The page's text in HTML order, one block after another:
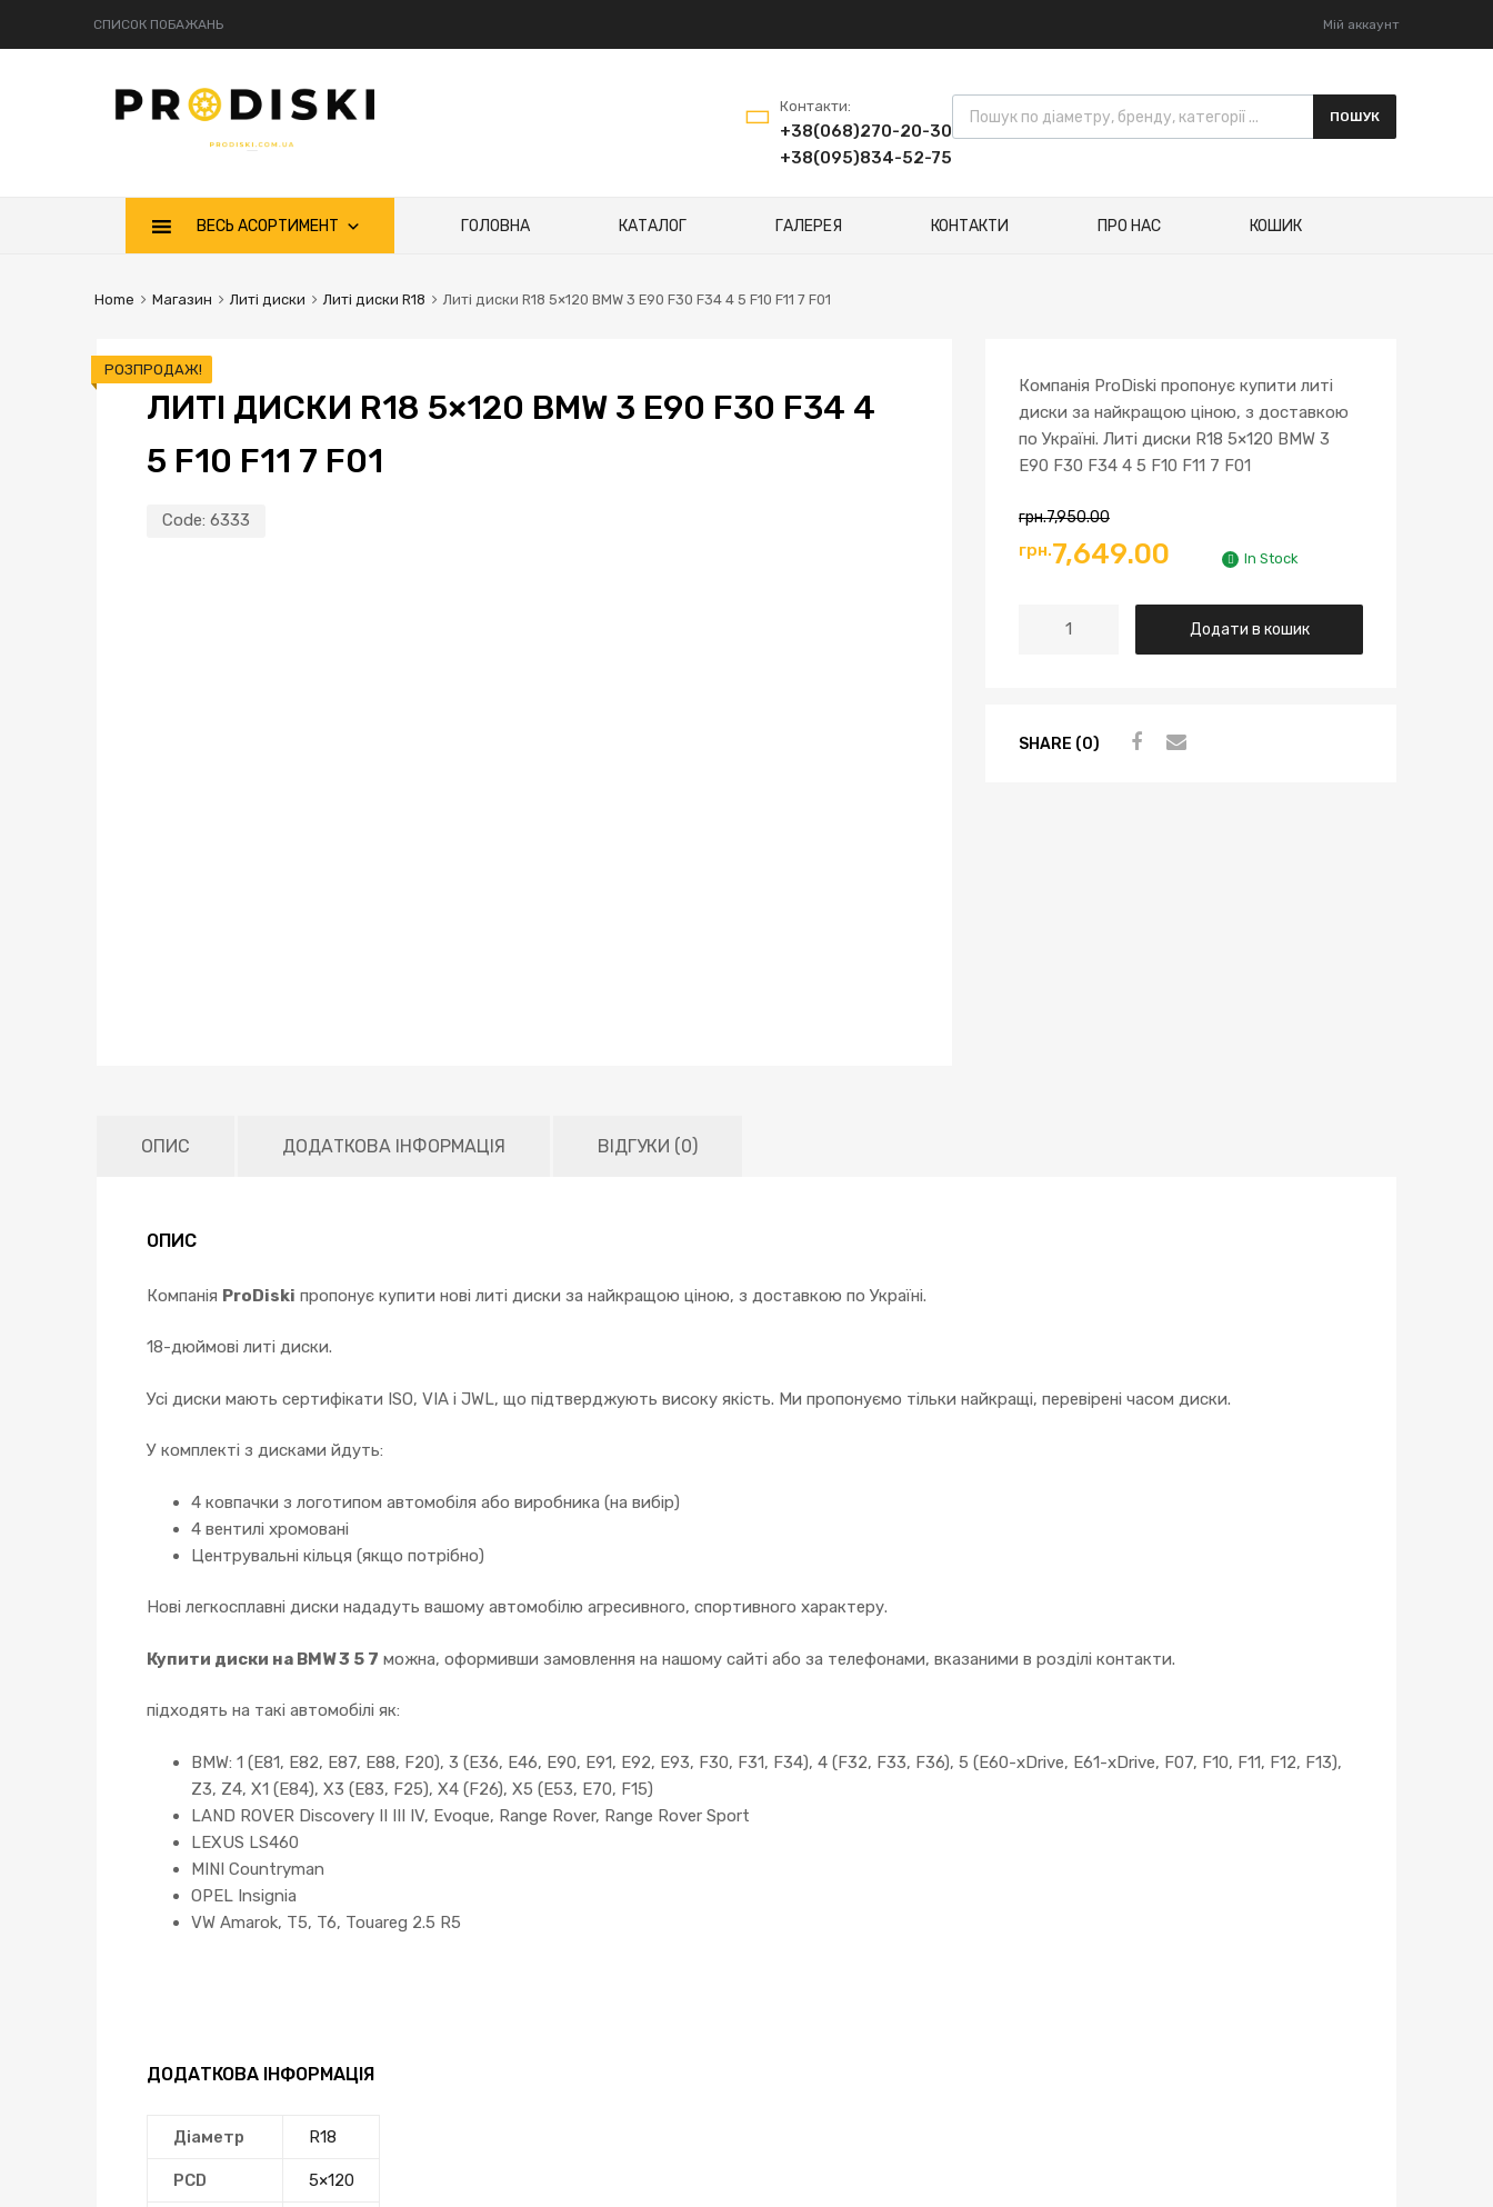
СПИСОК ПОБАЖАНЬ Мій аккаунт
Контакти:
+38(068)270-20-30
+38(095)834-52-75
ПОШУК
ВЕСЬ АСОРТИМЕНТ ГОЛОВНА КАТАЛОГ ГАЛЕРЕЯ КОНТАКТИ ПРО НАС КОШИК
Home Магазин Литі диски Литі диски R18 Литі диски R18 5×120 BMW 3 E90 F30 F34 4 5 F10 F11 7 F01
ЛИТІ ДИСКИ R18 5×120 BMW 3 E90 F30 F34 4
5 F10 F11 7 F01
Code: 6333
РОЗПРОДАЖ!
Компанія ProDiski пропонує купити литі
диски за найкращою ціною, з доставкою
по Україні. Литі диски R18 5×120 BMW 3
E90 F30 F34 4 5 F10 F11 7 F01
грн.7,950.00
грн.7,649.00 In Stock
Додати в кошик
SHARE (0)
ОПИС ДОДАТКОВА ІНФОРМАЦІЯ ВІДГУКИ (0)
ОПИС
Компанія ProDiski пропонує купити нові литі диски за найкращою ціною, з доставкою по Україні.
18-дюймові литі диски.
Усі диски мають сертифікати ISO, VIA і JWL, що підтверджують високу якість. Ми пропонуємо тільки найкращі, перевірені часом диски.
У комплекті з дисками йдуть:
4 ковпачки з логотипом автомобіля або виробника (на вибір)
4 вентилі хромовані
Центрувальні кільця (якщо потрібно)
Нові легкосплавні диски нададуть вашому автомобілю агресивного, спортивного характеру.
Купити диски на BMW 3 5 7 можна, оформивши замовлення на нашому сайті або за телефонами, вказаними в розділі контакти.
підходять на такі автомобілі як:
BMW: 1 (E81, E82, E87, E88, F20), 3 (E36, E46, E90, E91, E92, E93, F30, F31, F34), 4 (F32, F33, F36), 5 (E60-xDrive, E61-xDrive, F07, F10, F11, F12, F13),
Z3, Z4, X1 (E84), X3 (E83, F25), X4 (F26), X5 (E53, E70, F15)
LAND ROVER Discovery II III IV, Evoque, Range Rover, Range Rover Sport
LEXUS LS460
MINI Countryman
OPEL Insignia
VW Amarok, T5, T6, Touareg 2.5 R5
ДОДАТКОВА ІНФОРМАЦІЯ
Діаметр R18
PCD 5×120